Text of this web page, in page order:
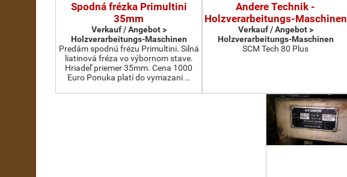
Spodná frézka Primultini
35mm
Verkauf / Angebot >
Holzverarbeitungs-Maschinen
Predám spodnú frézu Primultini. Silná
liatinová fréza vo výbornom stave.
Hriadeľ priemer 35mm. Cena 1000
Euro Ponuka platí do vymazani …
Andere Technik -
Holzverarbeitungs-Maschinen
Verkauf / Angebot >
Holzverarbeitungs-Maschinen
SCM Tech 80 Plus